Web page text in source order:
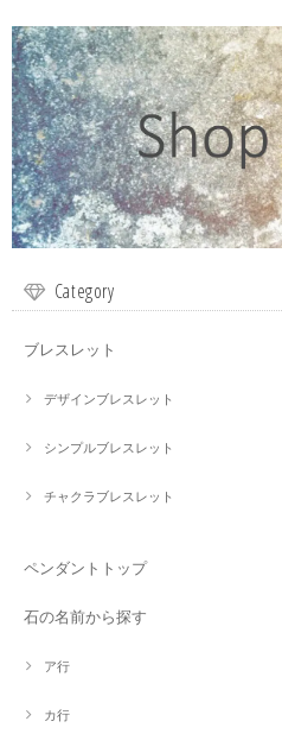
Category
ブレスレット
デザインブレスレット
シンプルブレスレット
チャクラブレスレット
ペンダントトップ
石の名前から探す
ア行
カ行